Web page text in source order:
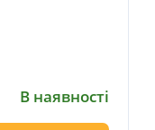
В наявності